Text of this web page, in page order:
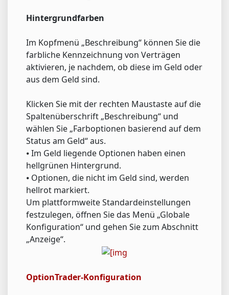
Hintergrundfarben
Im Kopfmenü „Beschreibung“ können Sie die
farbliche Kennzeichnung von Verträgen
aktivieren, je nachdem, ob diese im Geld oder
aus dem Geld sind.
Klicken Sie mit der rechten Maustaste auf die
Spaltenüberschrift „Beschreibung“ und
wählen Sie „Farboptionen basierend auf dem
Status am Geld“ aus.
⦁ Im Geld liegende Optionen haben einen
hellgrünen Hintergrund.
⦁ Optionen, die nicht im Geld sind, werden
hellrot markiert.
Um plattformweite Standardeinstellungen
festzulegen, öffnen Sie das Menü „Globale
Konfiguration“ und gehen Sie zum Abschnitt
„Anzeige“.
OptionTrader-Konfiguration